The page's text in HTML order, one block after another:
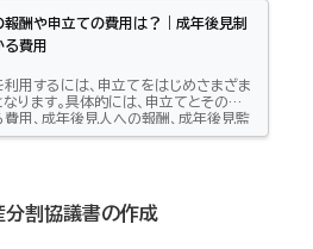
酬や申立ての費用は？｜成年後見制
費用
用するには、申立てをはじめさまざま
ります。具体的には、申立てとその添
用、成年後見人への報酬、成年後見監
記にかかる費用などです。特に成年後
す。この記事では、成年後見制度を利
必要な、申立ての費用、後見人への
割協議書の作成